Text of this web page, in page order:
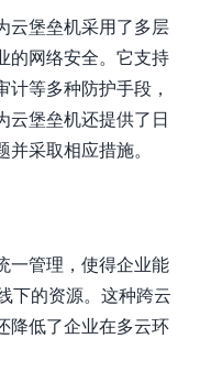
云堡垒机采用了多层
的网络安全。它支持
等多种防护手段，
云堡垒机还提供了日
采取相应措施。
一管理，使得企业能
下的资源。这种跨云
降低了企业在多云环